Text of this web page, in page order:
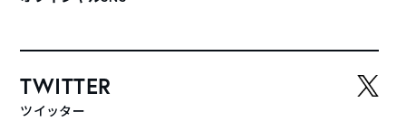
TWITTER
ツイッター